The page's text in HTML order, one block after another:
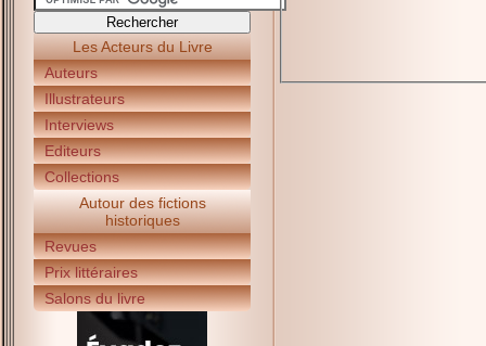
Les Acteurs du Livre
Auteurs
Illustrateurs
Interviews
Editeurs
Collections
Autour des fictions
historiques
Revues
Prix littéraires
Salons du livre